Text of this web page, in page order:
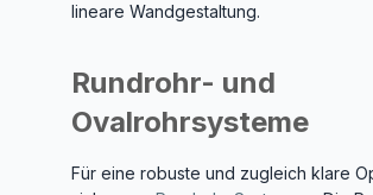
lineare Wandgestaltung.
Rundrohr- und
Ovalrohrsysteme
Für eine robuste und zugleich klare